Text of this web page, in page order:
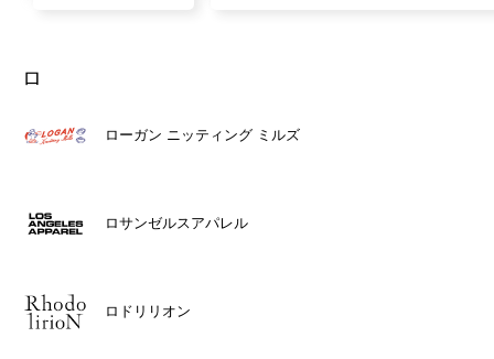
ロ
ローガン ニッティング ミルズ
ロサンゼルスアパレル
ロドリリオン